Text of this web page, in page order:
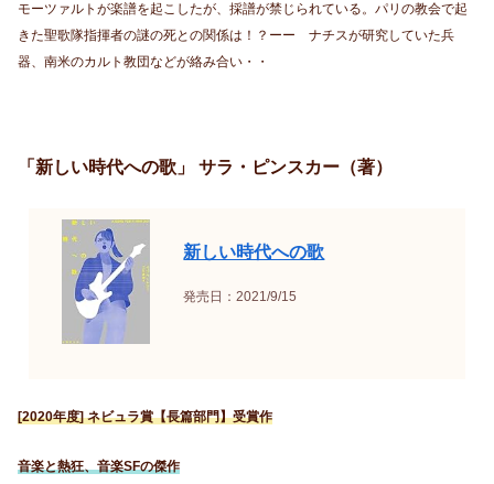
モーツァルトが楽譜を起こしたが、採譜が禁じられている。パリの教会で起
きた聖歌隊指揮者の謎の死との関係は！？ーー ナチスが研究していた兵
器、南米のカルト教団などが絡み合い・・
「新しい時代への歌」 サラ・ピンスカー（著）
新しい時代への歌
発売日：2021/9/15
[2020年度] ネビュラ賞【長篇部門】受賞作
音楽と熱狂、音楽SFの傑作